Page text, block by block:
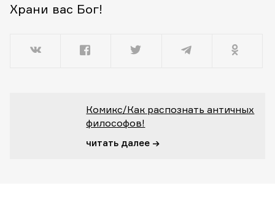
Храни вас Бог!
Комикс/Как распознать античных
философов!
читать далее →